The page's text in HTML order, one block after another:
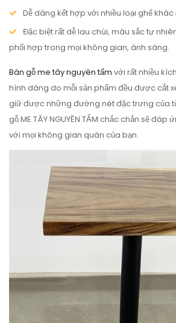
Dễ dàng kết hợp với nhiều loại ghế khác
Đặc biệt rất dễ lau chùi, màu sắc tự
phối hợp trong mọi không gian, ánh sáng.
Bàn gỗ me tây nguyên tấm với rất nhiều
hình dáng do mỗi sản phẩm đều được cắt
giữ được những đường nét đặc trưng của
gỗ ME TÂY NGUYÊN TẤM chắc chắn sẽ đáp
với mọi không gian quán của bạn.